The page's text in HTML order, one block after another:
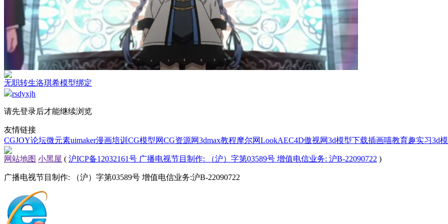
无职转生洛琪希模型绑定
rsdyxjh
请先登录后才能继续浏览
友情链接
CGJOY论坛微元素uimaker漫画培训 CG模型网CG资源网3dmax教程摩尔网LookAEC4D傲视网3d模型下载插画喵教育趣实习3d
网站地图 小黑屋 ( 沪ICP备12032161号 广播电视节目制作: （沪）字第03589号 增值电信业务: 沪B-22090722 )
广播电视节目制作: （沪）字第03589号 增值电信业务:沪B-22090722